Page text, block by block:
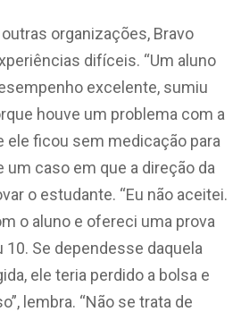
organizações, Bravo
difíceis. “Um aluno
excelente, sumiu
houve um problema com a
ele ficou sem medicação para
um caso em que a direção da
o estudante. “Eu não aceitei.
o aluno e ofereci uma prova
10. Se dependesse daquela
ele teria perdido a bolsa e
lembra. “Não se trata de